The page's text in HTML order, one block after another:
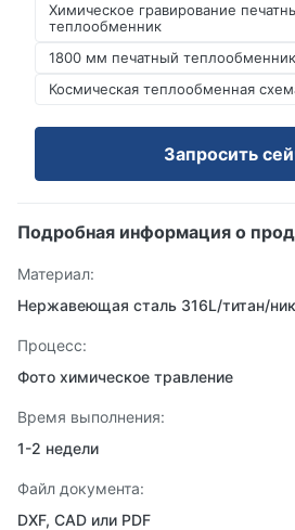
Химическое гравирование
теплообменник
1800 мм печатный теплообменник
Космическая теплообменная
Запросить
Подробная информация о
Материал:
Нержавеющая сталь 316L/титан/
Процесс:
Фото химическое травление
Время выполнения:
1-2 недели
Файл документа:
DXF, CAD или PDF